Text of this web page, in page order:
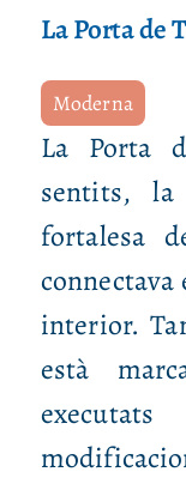
La Porta de
Moderna
La Porta
sentits,
fortalesa
interior.
està